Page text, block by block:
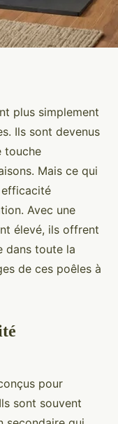
des
pour un
plus simplement
Ils sont devenus
touche
Mais ce qui
efficacité
Avec une
élevé, ils offrent
dans toute la
de ces poêles à
pour
sont souvent